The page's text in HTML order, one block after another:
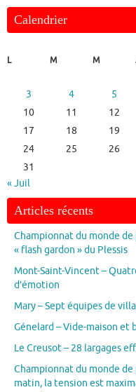
Calendrier
L
M M
3
4 5
10
11 12
17
18 19
24
25 26
31
« Juil
Articles récents
Championnat du monde de
« flash gardon » du Plessis
Mont-Saint-Vincent –
d’émotion
Mary – Sept équipes de
Génelard – Vide-maison et
Le Creusot – 28 largages
Championnat du monde de
matin, la tension est